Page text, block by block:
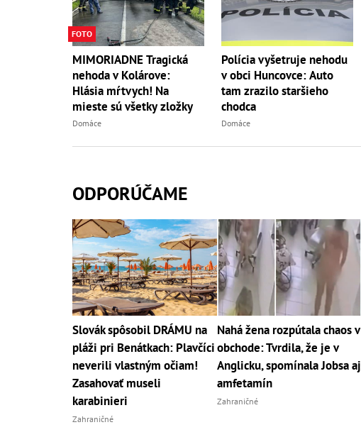
FOTO
MIMORIADNE Tragická
nehoda v Kolárove:
Hlásia mŕtvych! Na
mieste sú všetky zložky
Domáce
Polícia vyšetruje nehodu
v obci Huncovce: Auto
tam zrazilo staršieho
chodca
Domáce
ODPORÚČAME
Slovák spôsobil DRÁMU na
pláži pri Benátkach: Plavčíci
neverili vlastným očiam!
Zasahovať museli
karabinieri
Zahraničné
Nahá žena rozpútala chaos v
obchode: Tvrdila, že je v
Anglicku, spomínala Jobsa aj
amfetamín
Zahraničné